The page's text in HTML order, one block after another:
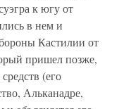
к югу от
в нем и
Кастилии от
пришел позже,
(его
Альканадре,